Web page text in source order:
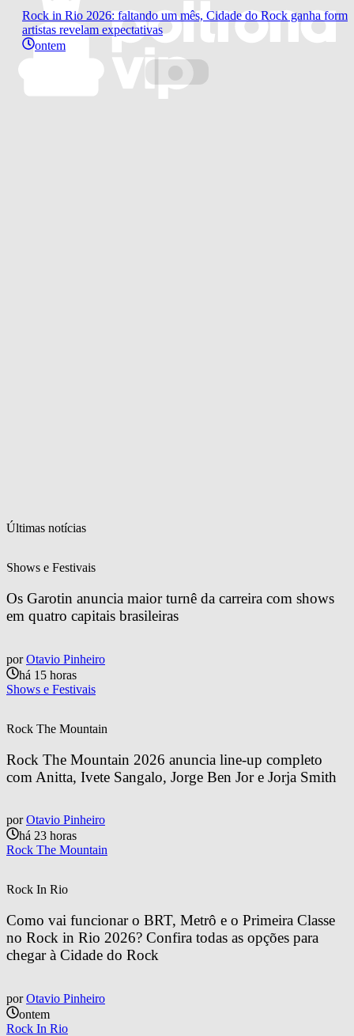
Rock in Rio 2026: faltando um mês, Cidade do Rock ganha
artistas revelam expectativas
ontem
Últimas notícias
Shows e Festivais
Os Garotin anuncia maior turnê da carreira com shows
em quatro capitais brasileiras
por Otavio Pinheiro
há 15 horas
Shows e Festivais
Rock The Mountain
Rock The Mountain 2026 anuncia line-up completo
com Anitta, Ivete Sangalo, Jorge Ben Jor e Jorja Smith
por Otavio Pinheiro
há 23 horas
Rock The Mountain
Rock In Rio
Como vai funcionar o BRT, Metrô e o Primeira Classe
no Rock in Rio 2026? Confira todas as opções para
chegar à Cidade do Rock
por Otavio Pinheiro
ontem
Rock In Rio